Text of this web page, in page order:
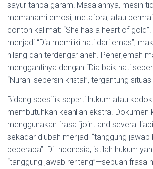
sayur tanpa garam. Masalahnya, mesin
memahami emosi, metafora, atau
contoh kalimat: “She has a heart of
menjadi “Dia memiliki hati dari emas”,
hilang dan terdengar aneh. Penerjemah
menggantinya dengan “Dia baik hati
“Nurani sebersih kristal”, tergantung
Bidang spesifik seperti hukum atau
membutuhkan keahlian ekstra. Dokumen
menggunakan frasa “joint and several
sekadar diubah menjadi “tanggung jawab
beberapa”. Di Indonesia, istilah hukum
“tanggung jawab renteng”—sebuah frasa